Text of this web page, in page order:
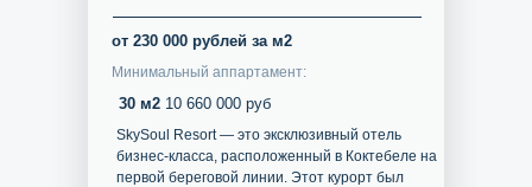
от 230 000 рублей за м2
Минимальный аппартамент:
SkySoul Resort — это эксклюзивный отель
бизнес-класса, расположенный в Коктебеле на
первой береговой линии. Этот курорт был
30 м2 10 660 000 руб